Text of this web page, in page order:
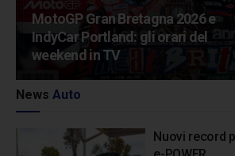
Théo Pourchaire pilota titolare del
Team Opel GSE Formula E
News Auto
Nuovi record